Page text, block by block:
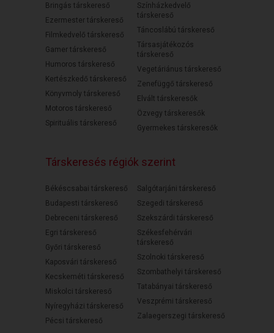
Bringás társkereső
Ezermester társkereső
Filmkedvelő társkereső
Gamer társkereső
Humoros társkereső
Kertészkedő társkereső
Könyvmoly társkereső
Motoros társkereső
Spirituális társkereső
Színházkedvelő
társkereső
Táncoslábú társkereső
Társasjátékozós
társkereső
Vegetáriánus társkereső
Zenefüggő társkereső
Elvált társkeresők
Özvegy társkeresők
Gyermekes társkeresők
Társkeresés régiók szerint
Békéscsabai társkereső
Budapesti társkereső
Debreceni társkereső
Egri társkereső
Győri társkereső
Kaposvári társkereső
Kecskeméti társkereső
Miskolci társkereső
Nyíregyházi társkereső
Pécsi társkereső
Salgótarjáni társkereső
Szegedi társkereső
Szekszárdi társkereső
Székesfehérvári
társkereső
Szolnoki társkereső
Szombathelyi társkereső
Tatabányai társkereső
Veszprémi társkereső
Zalaegerszegi társkereső